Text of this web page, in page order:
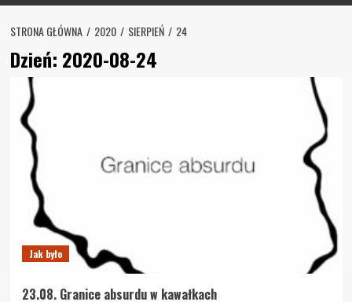
STRONA GŁÓWNA 2020 SIERPIEŃ 24
Dzień: 2020-08-24
Jak było
23.08. Granice absurdu w kawałkach